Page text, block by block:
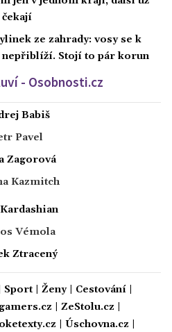
čekají
ze zahrady: vosy se k
nepřiblíží. Stojí to pár korun
- Osobnosti.cz
Babiš
Pavel
Zagorová
Kazmitch
Vémola
Ztracený
Sport| Ženy| Cestování|
ZeStolu.cz
Úschovna.cz